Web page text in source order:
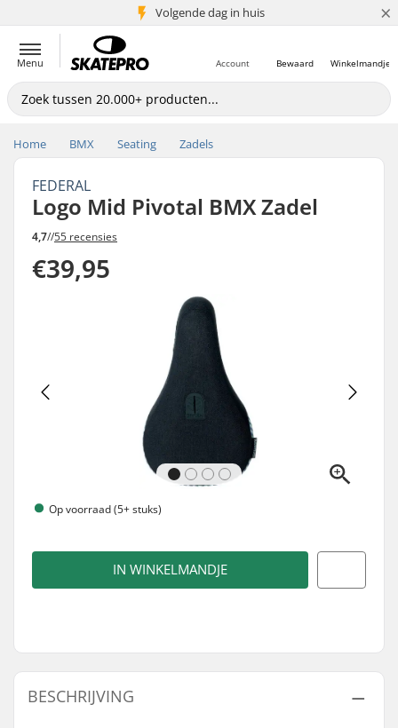
Volgende dag in huis
5+ mln. klanten ×
Menu Winkelmandje
Bewaard
Account
Home BMX Seating Zadels
FEDERAL
Logo Mid Pivotal BMX Zadel
4,7//55 recensies
€39,95
Op voorraad (5+ stuks)
IN WINKELMANDJE
BESCHRIJVING